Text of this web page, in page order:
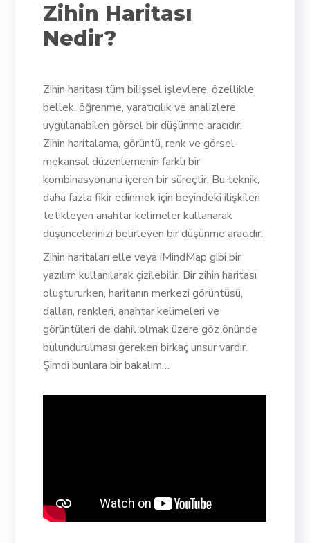
Zihin Haritası
Nedir?
Zihin haritası tüm bilişsel işlevlere, özellikle
bellek, öğrenme, yaratıcılık ve analizlere
uygulanabilen görsel bir düşünme aracıdır.
Zihin haritalama, görüntü, renk ve görsel-
mekansal düzenlemenin farklı bir
kombinasyonunu içeren bir süreçtir. Bu teknik,
daha fazla fikir edinmek için beyindeki ilişkileri
tetikleyen anahtar kelimeler kullanarak
düşüncelerinizi belirleyen bir düşünme aracıdır.
Zihin haritaları elle veya iMindMap gibi bir
yazılım kullanılarak çizilebilir. Bir zihin haritası
oluştururken, haritanın merkezi görüntüsü,
dalları, renkleri, anahtar kelimeleri ve
görüntüleri de dahil olmak üzere göz önünde
bulundurulması gereken birkaç unsur vardır.
Şimdi bunlara bir bakalım…